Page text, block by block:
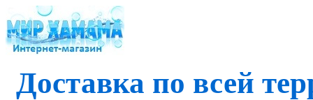
Доставка по всей